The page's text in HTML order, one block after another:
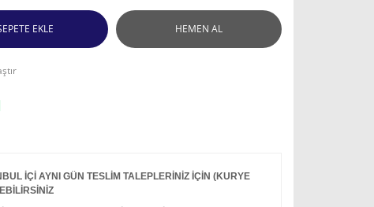
EKLE HEMEN AL
İÇİ AYNI GÜN TESLİM TALEPLERİNİZ İÇİN (KURYE